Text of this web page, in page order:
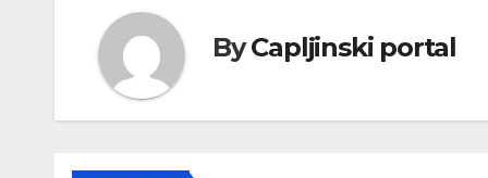
ByCapljinski portal